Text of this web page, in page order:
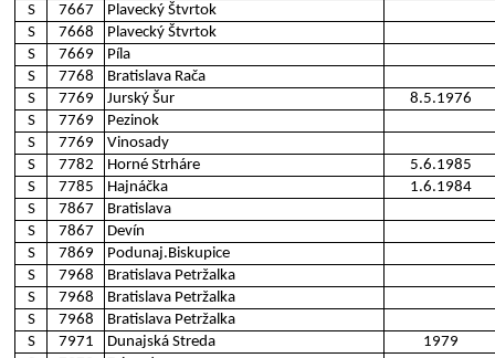
S
7667
Plavecký Štvrtok
S
7668
Plavecký Štvrtok
S
7669
Píla
S
7768
Bratislava Rača
S
7769 Jurský Šur
8.5.1976
S
7769
Pezinok
S
7769
Vinosady
S
7782 Horné Strháre
5.6.1985
S
7785 Hajnáčka
1.6.1984
S
7867
Bratislava
S
7867
Devín
S
7869
Podunaj.Biskupice
S
7968
Bratislava Petržalka
S
7968
Bratislava Petržalka
S
7968
Bratislava Petržalka
S
7971 Dunajská Streda
1979